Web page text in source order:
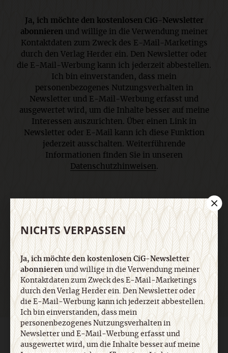
Ja, ich möchte den kostenlosen CiG-Newsletter
abonnierenund willige in die Verwendung meiner
Kontaktdaten zum Zweck des E-Mail-Marketings
durch den Verlag Herder ein. Den Newsletter oder
die E-Mail-Werbung kann ich jederzeit abbestellen.
Ich bin einverstanden, dass mein
personenbezogenes Nutzungsverhalten in
Newsletter und E-Mail-Werbung erfasst und
ausgewertet wird, um die Inhalte besser auf meine
Interessen auszurichten. Über einen Link in
Newsletter oder E-Mail kann ich diese Funktion
jederzeit ausschalten. Weiterführende
Informationen finden Sie in unseren
Datenschutzhinweisen.
E-Mail
Jetzt anmelden
AGB und Widerrufsbelehrung Datenschutz
Barrierefreiheit
Impressum
NICHTS VERPASSEN
Ja, ich möchte den kostenlosen CiG-Newsletter
abonnierenund willige in die Verwendung meiner
Kontaktdaten zum Zweck des E-Mail-Marketings
durch den Verlag Herder ein. Den Newsletter oder
die E-Mail-Werbung kann ich jederzeit abbestellen.
Ich bin einverstanden, dass mein
personenbezogenes Nutzungsverhalten in
Newsletter und E-Mail-Werbung erfasst und
ausgewertet wird, um die Inhalte besser auf meine